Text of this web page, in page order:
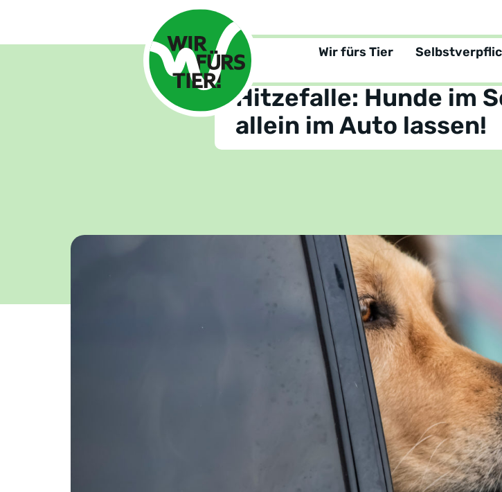
Wir fürs Tier
Home Ratgeber
Hitzefalle: Hunde im
allein im Auto lassen!